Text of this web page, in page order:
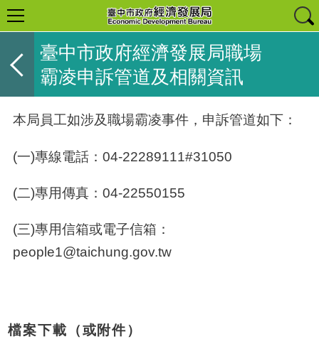
臺中市政府經濟發展局職場
霸凌申訴管道及相關資訊
本局員工如涉及職場霸凌事件，申訴管道如下：
(一)專線電話： 04-22289111#31050
(二)專用傳真：04-22550155
(三)專用信箱或電子信箱：
people1@taichung.gov.tw
檔案下載（或附件）